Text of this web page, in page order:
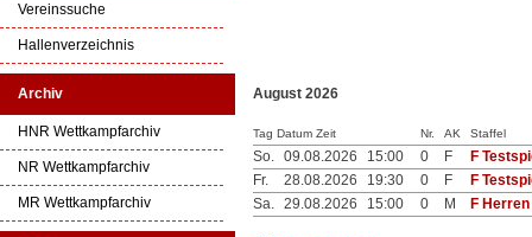
Vereinssuche
Hallenverzeichnis
Archiv
HNR Wettkampfarchiv
NR Wettkampfarchiv
MR Wettkampfarchiv
August 2026
Tag Datum Zeit Nr. AK Staffel
So. 09.08.2026 15:00 0 F
F
Fr.
28.08.2026 19:30 0 F
F
Sa. 29.08.2026 15:00 0 M F